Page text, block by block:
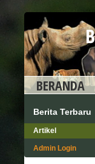
BERANDA
Berita Terbaru
Artikel
Admin Login